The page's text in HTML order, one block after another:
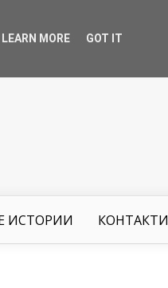
ИСТОРИИ КОНТАКТИ
LEARN MORE GOT IT